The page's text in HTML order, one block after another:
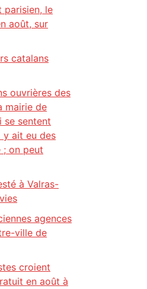
parisien, le
août, sur
catalans
ouvrières des
mairie de
se sentent
y ait eu des
; on peut
à Valras-
agences
ville de
croient
en août à